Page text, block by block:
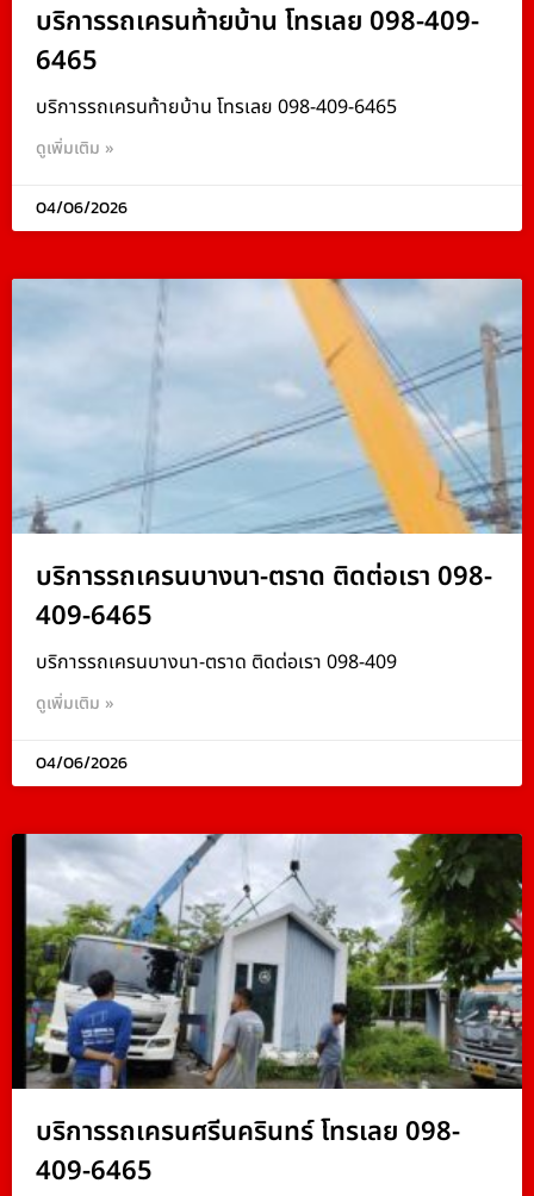
บริการรถเครนท้ายบ้าน โทรเลย 098-409-
6465
บริการรถเครนท้ายบ้าน โทรเลย 098-409-6465
ดูเพิ่มเติม »
04/06/2026
บริการรถเครนบางนา-ตราด ติดต่อเรา 098-
409-6465
บริการรถเครนบางนา-ตราด ติดต่อเรา 098-409
ดูเพิ่มเติม »
04/06/2026
บริการรถเครนศรีนครินทร์ โทรเลย 098-
409-6465